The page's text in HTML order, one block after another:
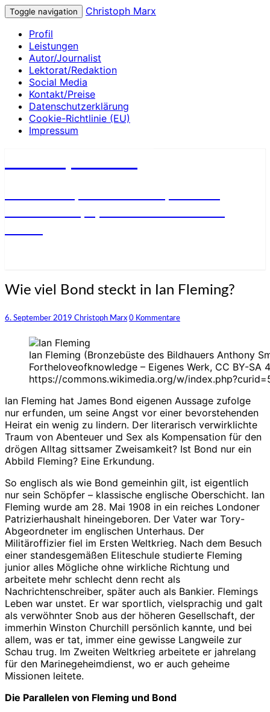
Toggle navigation
Christoph Marx
Profil
Leistungen
Autor/Journalist
Lektorat/Redaktion
Social Media
Kontakt/Preise
Datenschutzerklärung
Cookie-Richtlinie (EU)
Impressum
Wie
Bond
steckt
Fleming?
Wie viel Bond steckt in Ian Fleming?
6. September 2019 Christoph Marx Kommentare
0 Kommentare
Ian Fleming (Bronzebüste des Bildhauers Anthony
Fortheloveofknowledge – Eigenes Werk, CC BY-SA
https://commons.wikimedia.org/w/
Ian Fleming hat James Bond eigenen Aussage zufolge
nur erfunden, um seine Angst vor einer bevorstehenden
Heirat ein wenig zu lindern. Der literarisch verwirklichte
Traum von Abenteuer und Sex als Kompensation für den
drögen Alltag sittsamer Zweisamkeit? Ist Bond nur ein
Abbild Fleming? Eine Erkundung.
So englisch als wie Bond gemeinhin gilt, ist eigentlich
nur sein Schöpfer – klassische englische Oberschicht. Ian
Fleming wurde am 28. Mai 1908 in ein reiches Londoner
Patrizierhaushalt hineingeboren. Der Vater war Tory-
Abgeordneter im englischen Unterhaus. Der
Militäroffizier fiel im Ersten Weltkrieg. Nach dem Besuch
einer standesgemäßen Eliteschule studierte Fleming
junior alles Mögliche ohne wirkliche Richtung und
arbeitete mehr schlecht denn recht als
Nachrichtenschreiber, später auch als Bankier. Flemings
Leben war unstet. Er war sportlich, vielsprachig und galt
als verwöhnter Snob aus der höheren Gesellschaft, der
immerhin Winston Churchill persönlich kannte, und bei
allem, was er tat, immer eine gewisse Langweile zur
Schau trug. Im Zweiten Weltkrieg arbeitete er jahrelang
für den Marinegeheimdienst, wo er auch geheime
Missionen leitete.
Die Parallelen von Fleming und Bond